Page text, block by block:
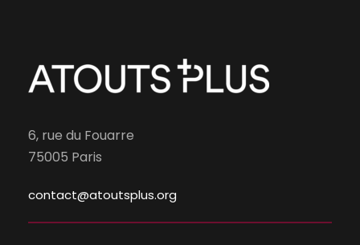
6, rue du Fouarre
75005 Paris
contact@atoutsplus.org